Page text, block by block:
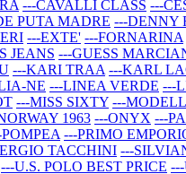
---CAVALLI CLASS ---
PUTA MADRE ---DENNY
---EXTE' ---FORNARINA
JEANS ---GUESS
---KARI TRAA ---KARL
NE ---LINEA VERDE ---
---MISS SIXTY ---
1963 ---ONYX ---
---PRIMO
TACCHINI ---
---U.S. POLO BEST PRICE